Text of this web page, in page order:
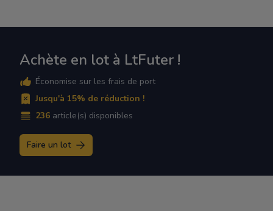
Achète en lot à LtFuter !
Économise sur les frais de port
Jusqu'à 15% de réduction !
236 article(s) disponibles
Faire un lot